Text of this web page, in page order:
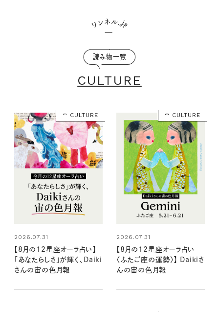
読み物一覧
CULTURE
CULTURE
2026.07.31
【8月の12星座オーラ占い】
「あなたらしさ」が輝く、Daiki
さんの宙の色月報
CULTURE
2026.07.31
【8月の12星座オーラ占い
〈ふたご座の運勢〉】 Daikiさ
んの宙の色月報